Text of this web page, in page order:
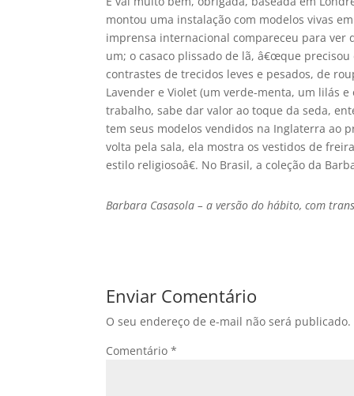
montou uma instalação com modelos vivas
imprensa internacional compareceu para ver
um; o casaco plissado de lã, â€œque
contrastes de trecidos leves e pesados, de
Lavender e Violet (um verde-menta, um lilás
trabalho, sabe dar valor ao toque da seda,
tem seus modelos vendidos na Inglaterra ao
volta pela sala, ela mostra os vestidos de
estilo religiosoâ€. No Brasil, a coleção da
Barbara Casasola – a versão do hábito, com
Enviar Comentário
O seu endereço de e-mail não será publicado.
Comentário*